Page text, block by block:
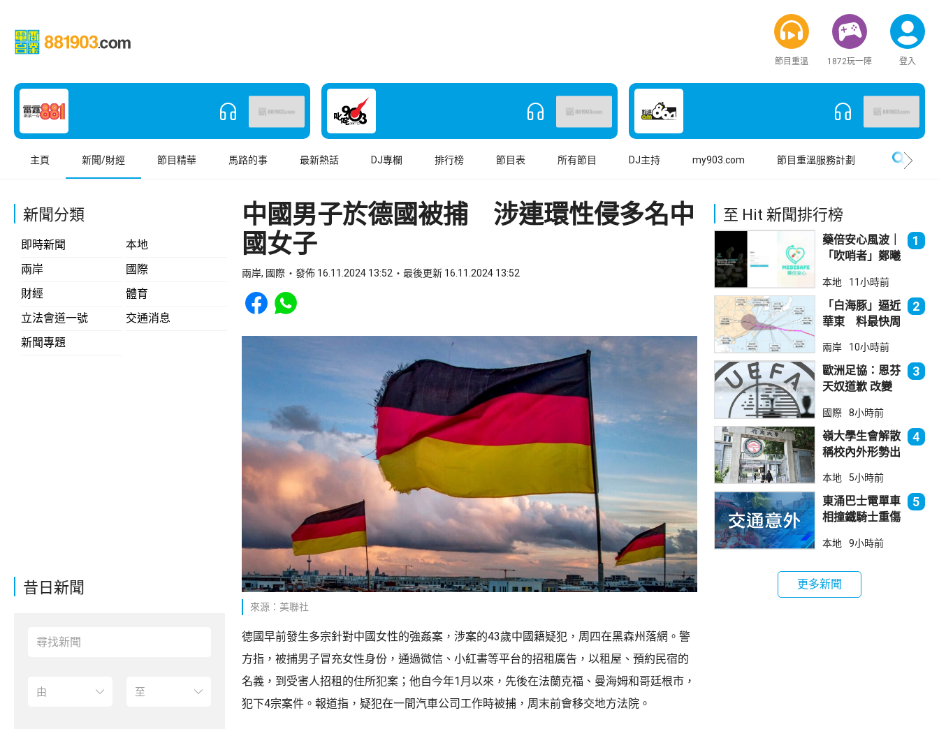
節目重溫 1872玩一陣 登入
主頁 新聞/財經 節目精華 馬路的事 最新熱話 DJ專欄 排行榜 節目表 所有節目 DJ主持 my903.com 節目重溫服務計劃
新聞分類
即時新聞
本地
兩岸
國際
財經
體育
立法會道一號
交通消息
新聞專題
昔日新聞
中國男子於德國被捕 涉連環性侵多名中
國女子
兩岸, 國際 發佈 16.11.2024 13:52 最後更新 16.11.2024 13:52
Share to Facebook
Share to WhatsApp
來源：美聯社
德國早前發生多宗針對中國女性的強姦案，涉案的43歲中國籍疑犯，周四在黑森州落網。警
方指，被捕男子冒充女性身份，通過微信、小紅書等平台的招租廣告，以租屋、預約民宿的
名義，到受害人招租的住所犯案；他自今年1月以來，先後在法蘭克福、曼海姆和哥廷根市，
犯下4宗案件。報道指，疑犯在一間汽車公司工作時被捕，周末前會移交地方法院。
至 Hit 新聞排行榜
藥倍安心風波｜
「吹哨者」鄭曦
進行刑事調查
1
本地 11小時前
「白海豚」逼近
華東 料最快周
2
兩岸 10小時前
歐洲足協：恩芬
天奴道歉 改變
立場
3
國際 8小時前
嶺大學生會解散
稱校內外形勢出
4
本地 5小時前
東涌巴士電單車
相撞鐵騎士重傷
被捕
5
本地 9小時前
更多新聞